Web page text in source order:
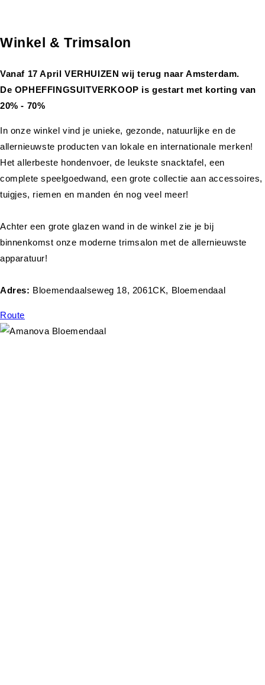
Winkel & Trimsalon
Vanaf 17 April VERHUIZEN wij terug naar Amsterdam.
De OPHEFFINGSUITVERKOOP is gestart met korting van
20% - 70%
In onze winkel vind je unieke, gezonde, natuurlijke en de
allernieuwste producten van lokale en internationale merken!
Het allerbeste hondenvoer, de leukste snacktafel, een
complete speelgoedwand, een grote collectie aan accessoires,
tuigjes, riemen en manden én nog veel meer!
Achter een grote glazen wand in de winkel zie je bij
binnenkomst onze moderne trimsalon met de allernieuwste
apparatuur!
Adres: Bloemendaalseweg 18, 2061CK, Bloemendaal
Route